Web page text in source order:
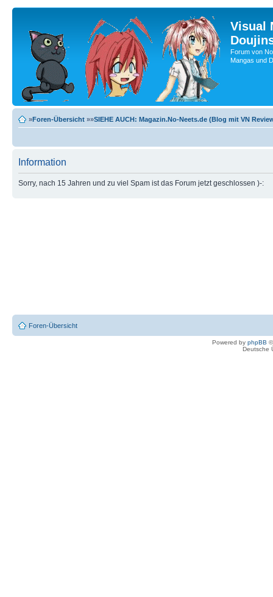
Visual
Forum von
Mangas und
»Foren-Übersicht »»SIEHE AUCH: Magazin.No-Neets.de (Blog mit VN
Information
Sorry, nach 15 Jahren und zu viel Spam ist das Forum jetzt geschlossen )-:
Foren-Übersicht
Powered by phpBB
Deutsche